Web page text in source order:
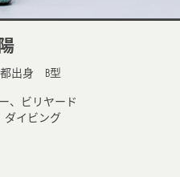
都出身 B型
、ビリヤード
ダイビング